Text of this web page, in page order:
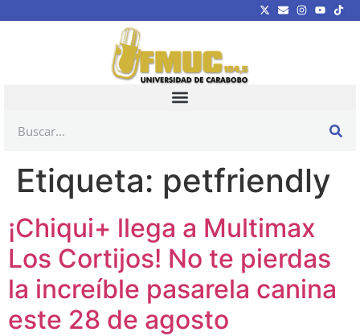
Etiqueta: petfriendly
¡Chiqui+ llega a Multimax
Los Cortijos! No te pierdas
la increíble pasarela canina
este 28 de agosto